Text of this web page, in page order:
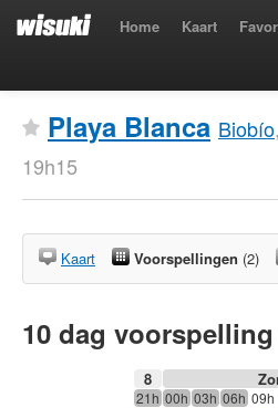
Home Kaart
Playa Blanca Biobío,
19h15
Kaart Voorspellingen (2)
10 dag
8
21h 00h 03h 06h 09h